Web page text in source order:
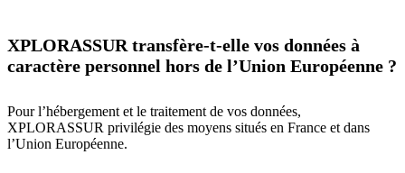
XPLORASSUR transfère-t-elle vos données à
caractère personnel hors de l’Union Européenne ?
Pour l’hébergement et le traitement de vos données,
XPLORASSUR privilégie des moyens situés en France et dans
l’Union Européenne.